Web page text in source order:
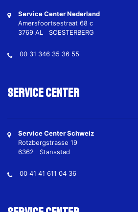
Service Center Nederland
Amersfoortsestraat 68 c
3769 AL SOESTERBERG
00 31 346 35 36 55
Service Center
Service Center Schweiz
Rotzbergstrasse 19
6362 Stansstad
00 41 41 611 04 36